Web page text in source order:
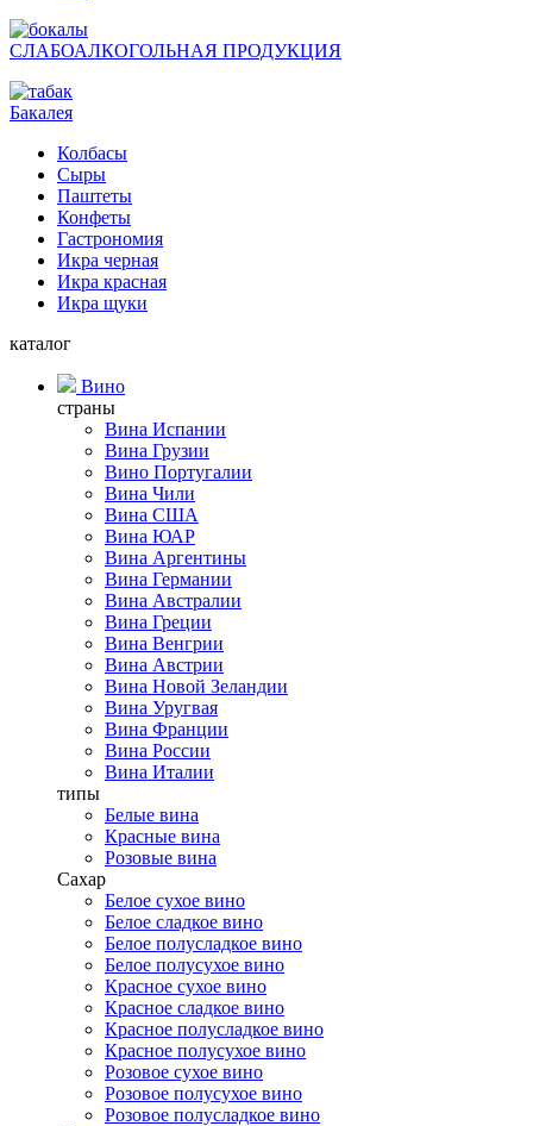
СЛАБОАЛКОГОЛЬНАЯ ПРОДУКЦИЯ
Бакалея
Колбасы
Сыры
Паштеты
Конфеты
Гастрономия
Икра черная
Икра красная
Икра щуки
каталог
Вино
страны
Вина Испании
Вина Грузии
Вино Португалии
Вина Чили
Вина США
Вина ЮАР
Вина Аргентины
Вина Германии
Вина Австралии
Вина Греции
Вина Венгрии
Вина Австрии
Вина Новой Зеландии
Вина Уругвая
Вина Франции
Вина России
Вина Италии
типы
Белые вина
Красные вина
Розовые вина
Сахар
Белое сухое вино
Белое сладкое вино
Белое полусладкое вино
Белое полусухое вино
Красное сухое вино
Красное сладкое вино
Красное полусладкое вино
Красное полусухое вино
Розовое сухое вино
Розовое полусухое вино
Розовое полусладкое вино